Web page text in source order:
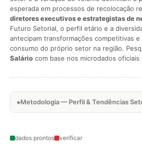
esperada em processos de recolocação
diretores executivos e estrategistas de
Futuro Setorial, o perfil etário e a
antecipam transformações competitivas
consumo do próprio setor na região.
Salário com base nos microdados oficiais
Metodologia — Perfil & Tendências
dados prontos verificar